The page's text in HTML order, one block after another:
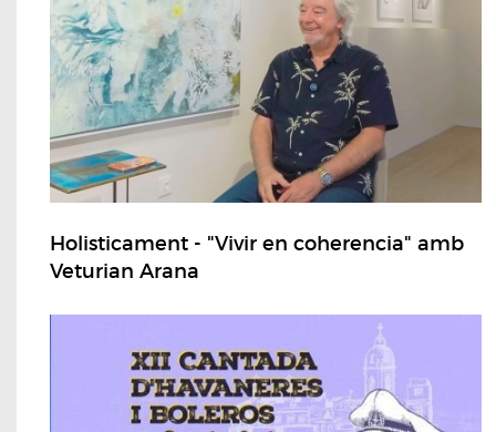
Holisticament - "Vivir en coherencia" amb
Veturian Arana